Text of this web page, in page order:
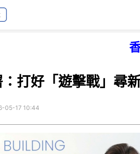
打好「遊擊戰」尋
05-17 10:44